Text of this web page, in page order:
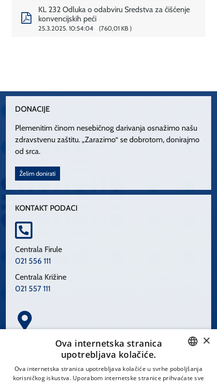
KL 232 Odluka o odabviru Sredstva za čišćenje
konvencijskih peći
25.3.2025. 10:54:04 760,01 KB
DONACIJE
Plemenitim činom nesebičnog darivanja osnažimo našu
zdravstvenu zaštitu. „Zarazimo“ se dobrotom, donirajmo
od srca.
Želim donirati
KONTAKT PODACI
Centrala Firule
021 556 111
Centrala Križine
021 557 111
Spinčićeva 1, 21000 Split
CROATIAN
×
Ova internetska stranica
upotrebljava kolačiće.
Ova internetska stranica upotrebljava kolačiće u svrhe poboljšanja
korisničkog iskustva. Uporabom internetske stranice prihvaćate sve